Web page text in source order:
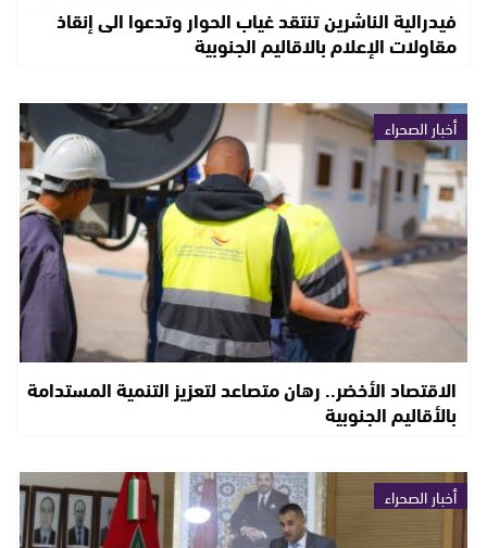
فيدرالية الناشرين تنتقد غياب الحوار وتدعوا الى إنقاذ
مقاولات الإعلام بالاقاليم الجنوبية
أخبار الصحراء
الاقتصاد الأخضر.. رهان متصاعد لتعزيز التنمية المستدامة
بالأقاليم الجنوبية
أخبار الصحراء